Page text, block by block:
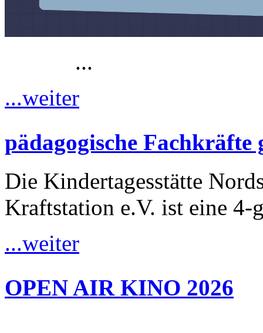
...
...weiter
pädagogische Fachkräfte
Die Kindertagesstätte
Kraftstation e.V. ist eine
...weiter
OPEN AIR KINO 2026